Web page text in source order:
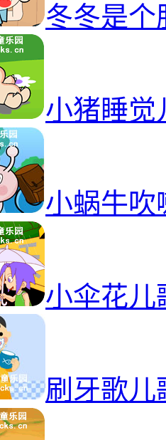
冬冬是个
小猪睡觉
小蜗牛吹
小伞花儿
刷牙歌儿